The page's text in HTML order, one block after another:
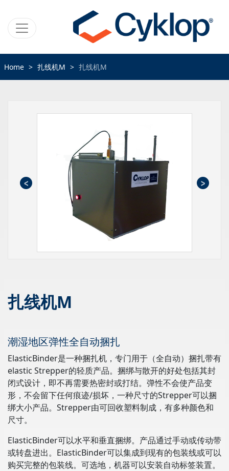
Home 扎线机M 扎线机M
扎线机M
潮湿地区弹性全自动捆扎
ElasticBinder是一种捆扎机，专门用于（全自动）捆扎带有
elastic Strepper的轻质产品。捆绑与散开的好处包括其封
闭式设计，即不再需要热密封或打结。弹性不会使产品变
形，不会留下任何痕迹/损坏，一种尺寸的Strepper可以捆
绑大小产品。Strepper由可回收塑料制成，有多种颜色和
尺寸。
ElasticBinder可以水平和垂直捆绑。产品通过手动或传动带
或转盘进出。ElasticBinder可以集成到现有的包装线或可以
购买完整的包装线。可选地，机器可以安装自动标签装置。